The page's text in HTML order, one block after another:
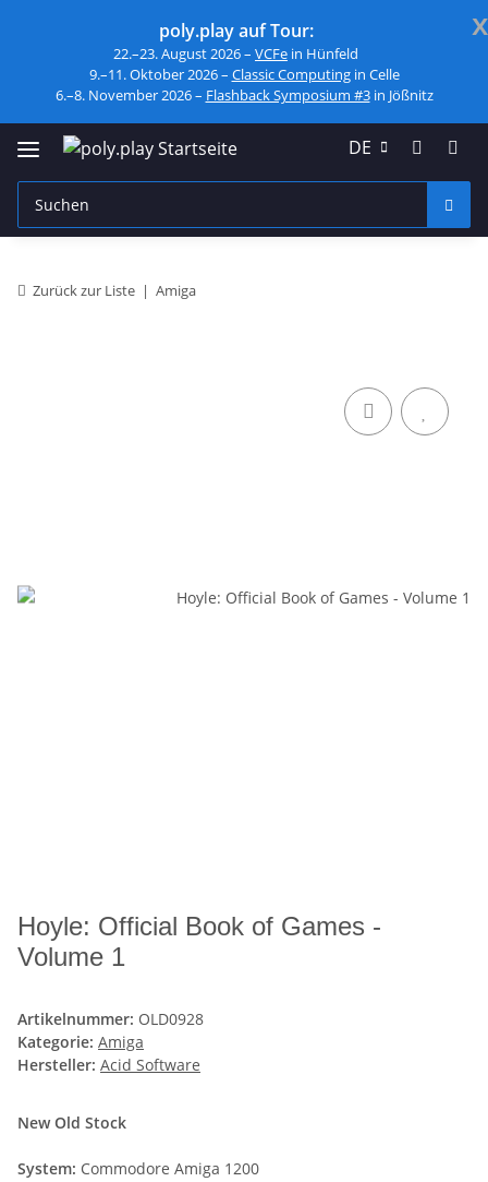
x
poly.play auf Tour:
22.–23. August 2026 – VCFe in Hünfeld
9.–11. Oktober 2026 – Classic Computingin Celle
6.–8. November 2026 – Flashback Symposium #3in Jößnitz
DE
Zurück zur Liste Amiga
Hoyle: Official Book of Games -
Volume 1
Artikelnummer: OLD0928
Kategorie: Amiga
Hersteller: Acid Software
New Old Stock
System: Commodore Amiga 1200